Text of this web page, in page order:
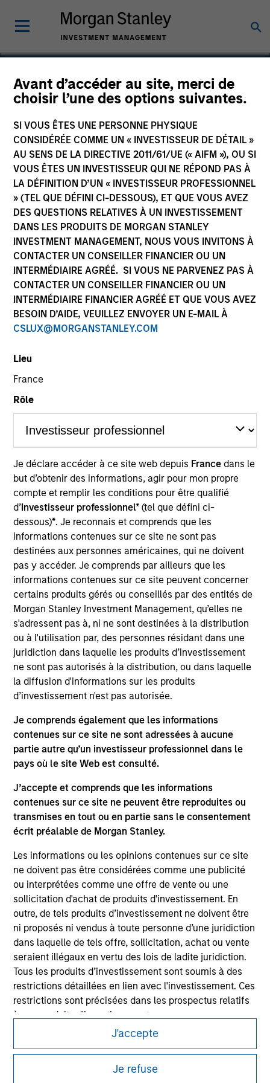
Avant d’accéder au site, merci de
choisir l’une des options suivantes.
SI VOUS ÊTES UNE PERSONNE PHYSIQUE
CONSIDÉRÉE COMME UN « INVESTISSEUR DE DÉTAIL »
AU SENS DE LA DIRECTIVE 2011/61/UE (« AIFM »), OU SI
VOUS ÊTES UN INVESTISSEUR QUI NE RÉPOND PAS À
LA DÉFINITION D’UN « INVESTISSEUR PROFESSIONNEL
» (TEL QUE DÉFINI CI-DESSOUS), ET QUE VOUS AVEZ
DES QUESTIONS RELATIVES À UN INVESTISSEMENT
DANS LES PRODUITS DE MORGAN STANLEY
INVESTMENT MANAGEMENT, NOUS VOUS INVITONS À
CONTACTER UN CONSEILLER FINANCIER OU UN
INTERMÉDIAIRE AGRÉÉ. SI VOUS NE PARVENEZ PAS À
CONTACTER UN CONSEILLER FINANCIER OU UN
INTERMÉDIAIRE FINANCIER AGRÉÉ ET QUE VOUS AVEZ
BESOIN D’AIDE, VEUILLEZ ENVOYER UN E-MAIL À
CSLUX@MORGANSTANLEY.COM
Lieu
France
Rôle
Je déclare accéder à ce site web depuis France dans le
but d’obtenir des informations, agir pour mon propre
compte et remplir les conditions pour être qualifié
d’Investisseur professionnel*(tel que défini ci-
dessous)*. Je reconnais et comprends que les
informations contenues sur ce site ne sont pas
destinées aux personnes américaines, qui ne doivent
pas y accéder. Je comprends par ailleurs que les
informations contenues sur ce site peuvent concerner
certains produits gérés ou conseillés par des entités de
Morgan Stanley Investment Management, qu’elles ne
s'adressent pas à, ni ne sont destinées à la distribution
ou à l'utilisation par, des personnes résidant dans une
juridiction dans laquelle les produits d’investissement
ne sont pas autorisés à la distribution, ou dans laquelle
la diffusion d'informations sur les produits
d’investissement n'est pas autorisée.
Je comprends également que les informations
contenues sur ce site ne sont adressées à aucune
partie autre qu’un investisseur professionnel dans le
pays où le site Web est consulté.
J’accepte et comprends que les informations
contenues sur ce site ne peuvent être reproduites ou
transmises en tout ou en partie sans le consentement
écrit préalable de Morgan Stanley.
Les informations ou les opinions contenues sur ce site
ne doivent pas être considérées comme une publicité
ou interprétées comme une offre de vente ou une
sollicitation d'achat de produits d'investissement. En
outre, de tels produits d’investissement ne doivent être
ni proposés ni vendus à toute personne d’une juridiction
dans laquelle de tels offre, sollicitation, achat ou vente
seraient illégaux en vertu des lois de ladite juridiction.
Tous les produits d’investissement sont soumis à des
restrictions détaillées en lien avec l'investissement. Ces
restrictions sont précisées dans les prospectus relatifs
à ces produits d'investissement.
Je comprends également que Morgan Stanley
Investment Management ne garantit pas ni ne reconnait
que les informations contenues sur ce site soient
J'accepte
Je refuse
DSG Management
SECTOR
Consumer
COUNTRY
China
Invested on
Jan 2016
Transaction Type
Minority
A leading branded diaper producer in China,
focusing on the fast growing e-commerce sales
channel.
Investment Team
Morgan Stanley Private Equity Asia
As of July 25, 2025. The above is provided for informational
and educational purposes only. There is no guarantee that
the investment mentioned resulted in positive performance
(for realized holdings), or will perform well in the future (for
current holdings). The trademarks and service marks above
are the property of their respective owners. The information
on this website has not been authorized, sponsored, or
otherwise approved by such owners. By clicking on any
links shown here, you agree that you are navigating to a
third party site. We are providing these hyperlinks to you
only as a convenience and the inclusion of any hyperlink is
not and does not imply any endorsement, approval,
investigation, verification or monitoring by us of any
information contained in any hyperlinked site. In no event
the site or your use of such site.
Morgan Stanley
Morgan Stanley Careers
Ce document est une communication promotionnelle.
Les utilisateurs sont invités à prendre connaissance des
conditions d’utilisation avant d’engager toute procédure, car
applicables à la diffusion des informations relatives aux produits
d’investissement de Morgan Stanley Investment Management.